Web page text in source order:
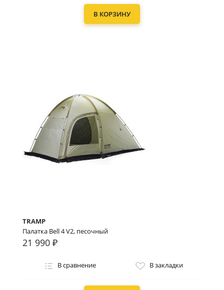
В КОРЗИНУ
TRAMP
Палатка Bell 4 V2, песочный
21 990 ₽
В сравнение В закладки